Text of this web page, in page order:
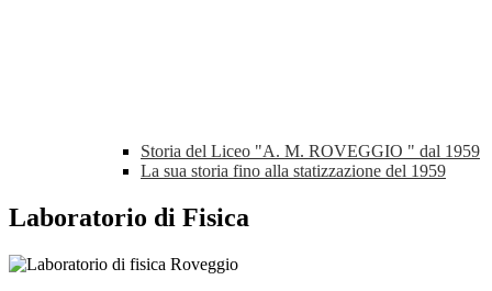
Storia del Liceo "A. M. ROVEGGIO " dal 1959
La sua storia fino alla statizzazione del 1959
Laboratorio di Fisica